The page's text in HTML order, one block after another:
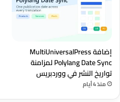
إضافة MultiUniversalPress
Polylang Date Sync لمزامنة
تواريخ النشر في ووردبريس
منذ 4 أيام